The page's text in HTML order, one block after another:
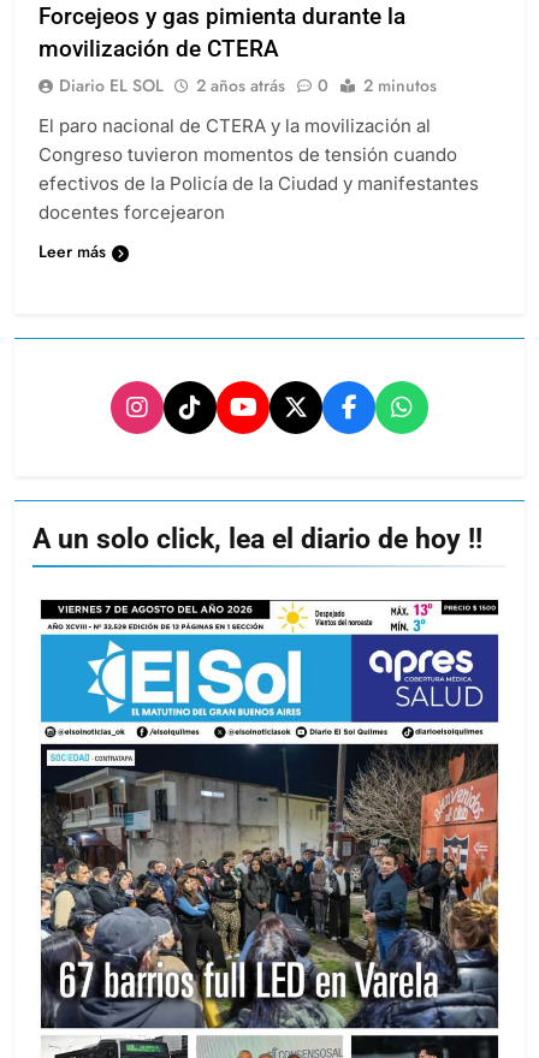
Forcejeos y gas pimienta durante la
movilización de CTERA
Diario EL SOL 2 años atrás 0 2 minutos
El paro nacional de CTERA y la movilización al
Congreso tuvieron momentos de tensión cuando
efectivos de la Policía de la Ciudad y manifestantes
docentes forcejearon
Leer más
A un solo click, lea el diario de hoy !!